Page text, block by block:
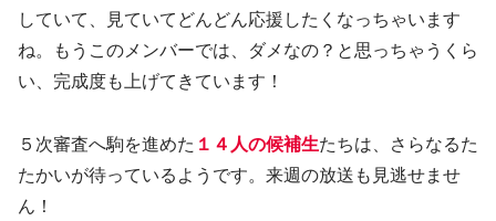
していて、見ていてどんどん応援したくなっちゃいます
ね。もうこのメンバーでは、ダメなの？と思っちゃうくら
い、完成度も上げてきています！
５次審査へ駒を進めた １４人の候補生たちは、さらなるた
たかいが待っているようです。来週の放送も見逃せませ
ん！